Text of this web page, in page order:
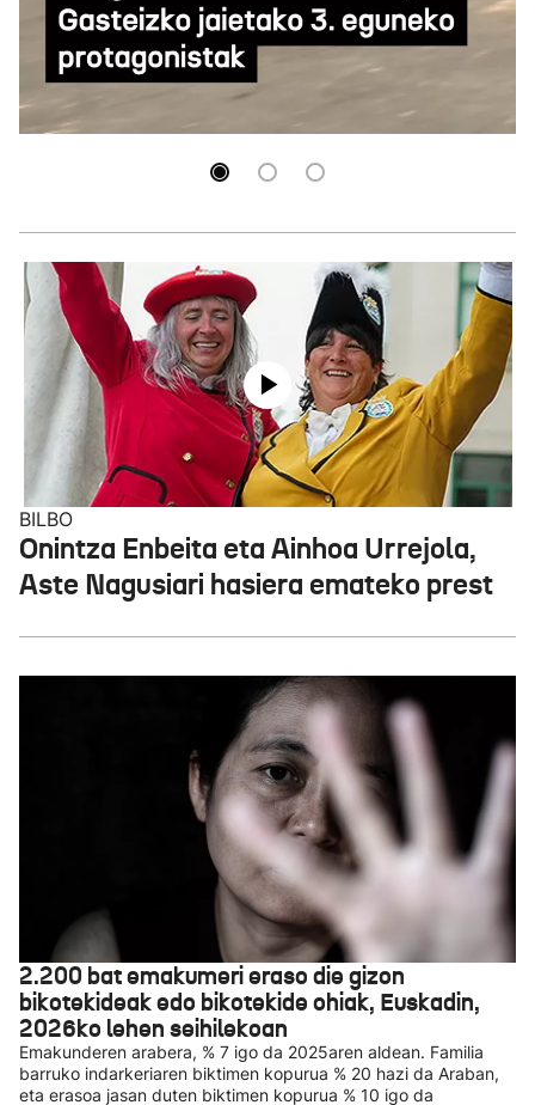
Urrezko Zeledonei omenaldia eta goitibehera
lasterketa, Gasteizko jaietako 3. eguneko
protagonistak
BILBO
Onintza Enbeita eta Ainhoa Urrejola,
Aste Nagusiari hasiera emateko prest
2.200 bat emakumeri eraso die gizon
bikotekideak edo bikotekide ohiak, Euskadin,
2026ko lehen seihilekoan
Emakunderen arabera, % 7 igo da 2025aren aldean. Familia
barruko indarkeriaren biktimen kopurua % 20 hazi da Araban,
eta erasoa jasan duten biktimen kopurua % 10 igo da